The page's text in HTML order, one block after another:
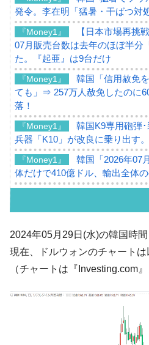
発令。李在明「猛暑・干ばつ対
『Money1』
【日本市場再挑
07月販売台数は去年のほぼ半分
た。『起亜』は9台だけ
『Money1』
韓国「信用赦免
ても」⇒ 257万人赦免したのに
落！
『Money1』
韓国K9専用砲弾
兵器「K10」が改良に乗り出す。
『Money1』
韓国「2026年07
体だけで410億ドル、輸出全体
【韓国の外貨準
ル。外平債の発行「19.4億ドル
ーにウソのデータを入力したの
『Money1』
韓国･李在明さっ
韓国は「中国と
2024年05月29日(水)の韓国時間
現在、ドルウォンのチャート
（チャートは『Investing.com』